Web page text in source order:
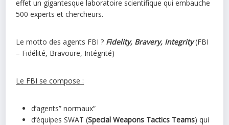
effet un gigantesque laboratoire scientifique qui embauche
500 experts et chercheurs.
Le motto des agents FBI ? Fidelity, Bravery, Integrity (FBI
– Fidélité, Bravoure, Intégrité)
Le FBI se compose :
d’agents” normaux”
d’équipes SWAT (Special Weapons Tactics Teams) qui